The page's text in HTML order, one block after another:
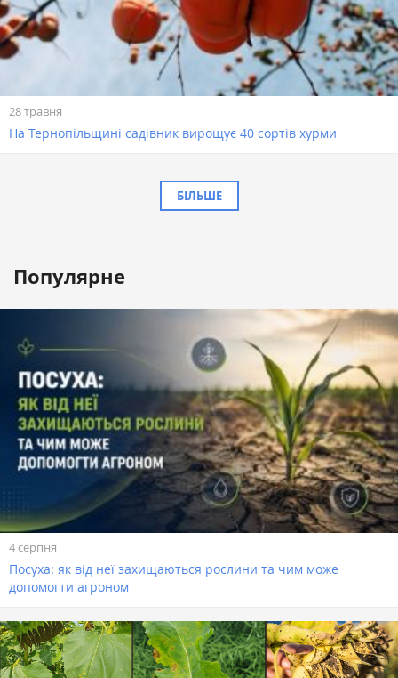
28 травня
На Тернопільщині садівник вирощує 40 сортів хурми
БІЛЬШЕ
Популярне
4 серпня
Посуха: як від неї захищаються рослини та чим може
допомогти агроном